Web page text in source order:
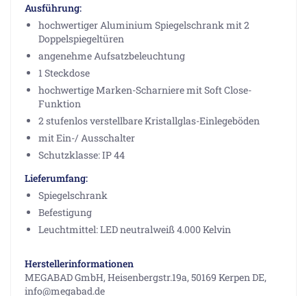
Ausführung:
hochwertiger Aluminium Spiegelschrank mit 2
Doppelspiegeltüren
angenehme Aufsatzbeleuchtung
1 Steckdose
hochwertige Marken-Scharniere mit Soft Close-
Funktion
2 stufenlos verstellbare Kristallglas-Einlegeböden
mit Ein-/ Ausschalter
Schutzklasse: IP 44
Lieferumfang:
Spiegelschrank
Befestigung
Leuchtmittel: LED neutralweiß 4.000 Kelvin
Herstellerinformationen
MEGABAD GmbH, Heisenbergstr.19a, 50169 Kerpen DE,
info@megabad.de